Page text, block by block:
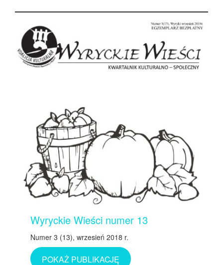
Wyryckie Wieści numer 13
Numer 3 (13), wrzesień 2018 r.
POKAŻ PUBLIKACJĘ